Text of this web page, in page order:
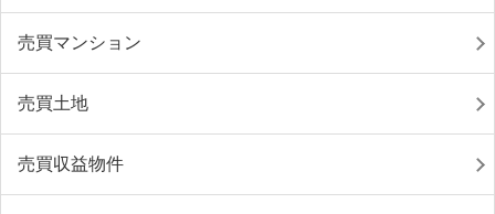
売買マンション
売買土地
売買収益物件